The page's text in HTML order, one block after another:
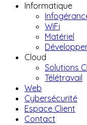
Informatique
WiFi
Matériel
Cloud
Solutions
Télétravail
Web
Cybersécurité
Espace Client
Contact